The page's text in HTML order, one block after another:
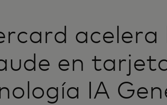
acelera
en
IA